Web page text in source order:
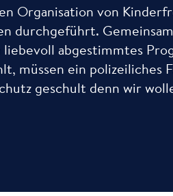
Organisation von
durchgeführt.
abgestimmtes
müssen ein polizeiliches
geschult denn wir